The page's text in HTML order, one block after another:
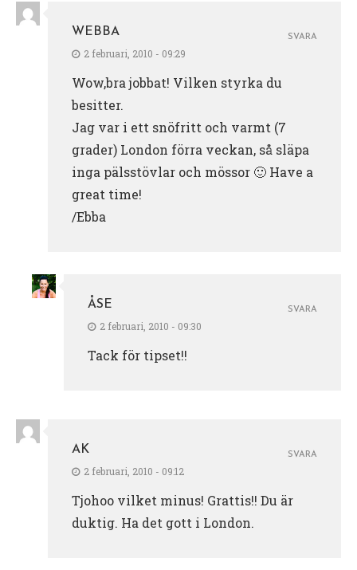
WEBBA
2 februari, 2010 - 09:29
Wow,bra jobbat! Vilken styrka du
besitter.
Jag var i ett snöfritt och varmt (7
grader) London förra veckan, så släpa
inga pälsstövlar och mössor 🙂 Have a
great time!
/Ebba
SVARA
ÅSE
2 februari, 2010 - 09:30
Tack för tipset!!
SVARA
AK
2 februari, 2010 - 09:12
Tjohoo vilket minus! Grattis!! Du är
duktig. Ha det gott i London.
SVARA